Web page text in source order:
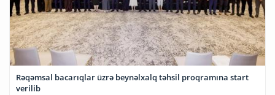
Rəqəmsal bacarıqlar üzrə beynəlxalq təhsil proqramına start
verilib